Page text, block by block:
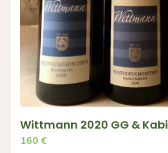
Wittmann 2020 GG & Kabi
160 €